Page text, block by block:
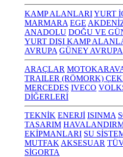
KAMP ALANLARIYURT
MARMARA EGE
ANADOLU DOĞU VE
YURT DIŞI KAMP
AVRUPA GÜNEY AVRUPA
ARAÇLAR
TRAILER (RÖMORK)
MERCEDES IVECO
DİĞERLERİ
TEKNİK ENERJİ ISINMA
TASARIM
EKİPMANLARI SU
MUTFAK AKSESUAR
SİGORTA